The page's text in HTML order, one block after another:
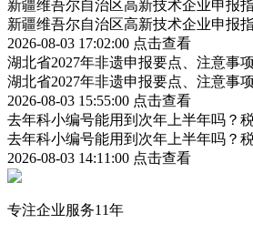
新疆维吾尔自治区高新技术企业申报
新疆维吾尔自治区高新技术企业申报
2026-08-03 17:02:00 点击查看
湖北省2027年非遗申报要点、注意事
湖北省2027年非遗申报要点、注意事
2026-08-03 15:55:00 点击查看
去年科小编号能用到次年上半年吗？
去年科小编号能用到次年上半年吗？
2026-08-03 14:11:00 点击查看
专注企业服务11年